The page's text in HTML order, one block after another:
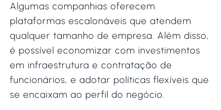
Algumas companhias oferecem
plataformas escalonáveis que atendem
qualquer tamanho de empresa. Além disso,
é possível economizar com investimentos
em infraestrutura e contratação de
funcionários, e adotar políticas flexíveis que
se encaixam ao perfil do negócio.